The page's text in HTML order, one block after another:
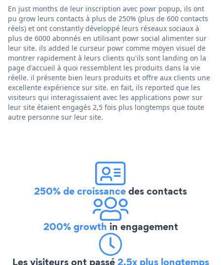
En just months de leur inscription avec powr popup, ils ont
pu grow leurs contacts à plus de 250% (plus de 600 contacts
réels) et ont constantly développé leurs réseaux sociaux à
plus de 6000 abonnés en utilisant powr social alimenter sur
leur site. ils added le curseur powr comme moyen visuel de
montrer rapidement à leurs clients qu'ils sont landing on la
page d'accueil à quoi ressemblent les produits dans la vie
réelle. il présente bien leurs produits et offre aux clients une
excellente expérience sur site. en fait, ils reported que les
visiteurs qui interagissaient avec les applications powr sur
leur site étaient engagés 2,5 fois plus longtemps que toute
autre personne sur leur site.
250% de croissancedes contacts
200% growth in engagement
Les visiteurs ont passé2,5x plus longtemps